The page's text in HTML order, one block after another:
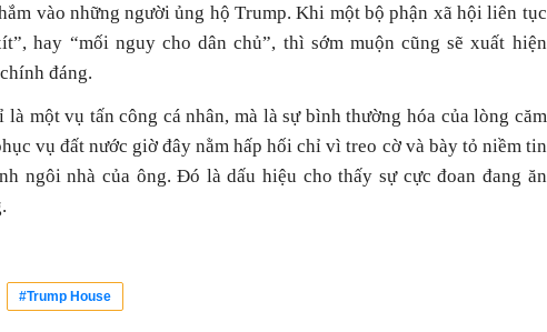
vào những người ủng hộ Trump. Khi một bộ phận xã hội liên tục
hay “mối nguy cho dân chủ”, thì sớm muộn cũng sẽ xuất hiện
đáng.
một vụ tấn công cá nhân, mà là sự bình thường hóa của lòng căm
vụ đất nước giờ đây nằm hấp hối chỉ vì treo cờ và bày tỏ niềm tin
ngôi nhà của ông. Đó là dấu hiệu cho thấy sự cực đoan đang ăn
#Trump House